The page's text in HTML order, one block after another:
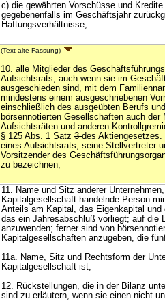
c) die gewährten Vorschüsse und
gegebenenfalls im Geschäftsjahr
Haftungsverhältnisse;
(Text alte Fassung)
10. alle Mitglieder des
Aufsichtsrats, auch wenn sie im
ausgeschieden sind, mit dem
mindestens einem ausgeschriebenen
einschließlich des ausgeübten Berufs
börsennotierten Gesellschaften auch der
Aufsichtsräten und anderen
§ 125 Abs. 1 Satz 3des Aktiengesetzes.
eines Aufsichtsrats, seine Stellvertreter
Vorsitzender des
zu bezeichnen;
11. Name und Sitz anderer
Kapitalgesellschaft handelnde Person
Anteils am Kapital, das Eigenkapital
das ein Jahresabschluß vorliegt; auf die
anzuwenden; ferner sind von
Kapitalgesellschaften anzugeben, die
11a. Name, Sitz und Rechtsform der
Kapitalgesellschaft ist;
12. Rückstellungen, die in der Bilanz
sind zu erläutern, wenn sie einen nicht